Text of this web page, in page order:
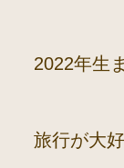
2022年生
旅行が大